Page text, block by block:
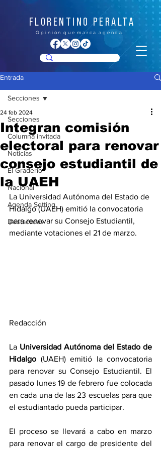
FLORENTINO PERALTA
O p i n i ó n q u e m a r c a a g e n d a
Entrada
Secciones
Columna invitada
Noticias
El Graderío
Nacional
Agenda Setting
Destacadas
Secciones
Integran comisión
electoral para renovar
consejo estudiantil de
la UAEH
24 feb 2024
La Universidad Autónoma del Estado de
Hidalgo (UAEH) emitió la convocatoria
para renovar su Consejo Estudiantil,
mediante votaciones el 21 de marzo.
Redacción
La Universidad Autónoma del Estado de
Hidalgo (UAEH) emitió la convocatoria
para renovar su Consejo Estudiantil. El
pasado lunes 19 de febrero fue colocada
en cada una de las 23 escuelas para que
el estudiantado pueda participar.
El proceso se llevará a cabo en marzo